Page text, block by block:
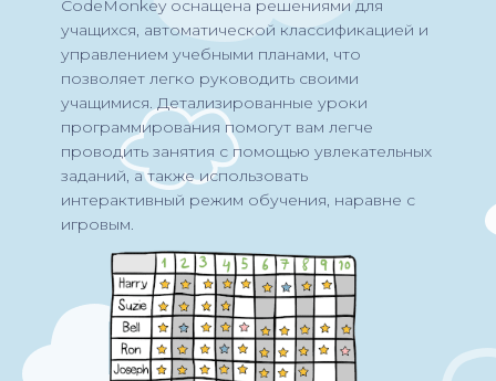
CodeMonkey оснащена решениями для
учащихся, автоматической классификацией и
управлением учебными планами, что
позволяет легко руководить своими
учащимися. Детализированные уроки
программирования помогут вам легче
проводить занятия с помощью увлекательных
заданий, а также использовать
интерактивный режим обучения, наравне с
игровым.